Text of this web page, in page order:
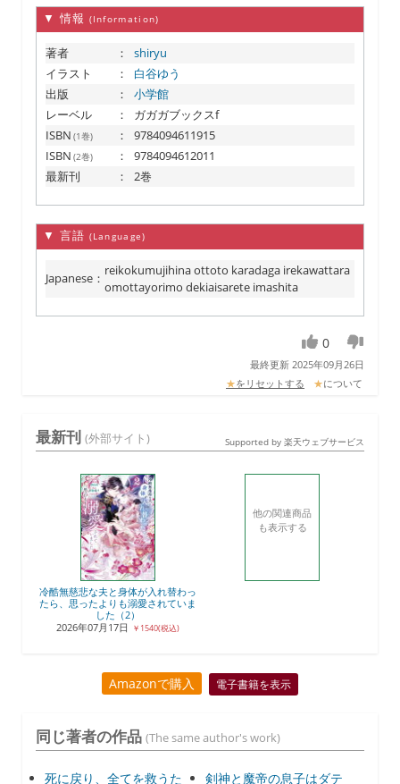
▼ 情報 (Information)
著者 ：
shiryu
イラスト
：
白谷ゆう
出版
：
小学館
レーベル
：
ガガガブックスf
ISBN (1巻) ：
9784094611915
ISBN (2巻) ：
9784094612011
最新刊
： 2巻
▼ 言語 (Language)
Japanese ： reikokumujihina ottoto karadaga irekawattara
omottayorimo dekiaisarete imashita
0
最終更新 2025年09月26日
★をリセットする ★について
最新刊 (外部サイト) Supported by 楽天ウェブサービス
冷酷無慈悲な夫と身体が入れ替わっ
たら、思ったよりも溺愛されていま
した（2）
2026年07月17日
￥1540(税込)
他の関連商品
も表示する
Amazonで購入 電子書籍を表示
同じ著者の作品 (The same author's work)
死に戻り、全てを救うた
剣神と魔帝の息子はダテ